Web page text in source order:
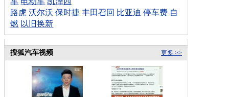
路虎 沃尔沃 保时捷 丰田召回 比亚迪 停车费 自
燃 以旧换新
更多 >>
搜狐汽车视频